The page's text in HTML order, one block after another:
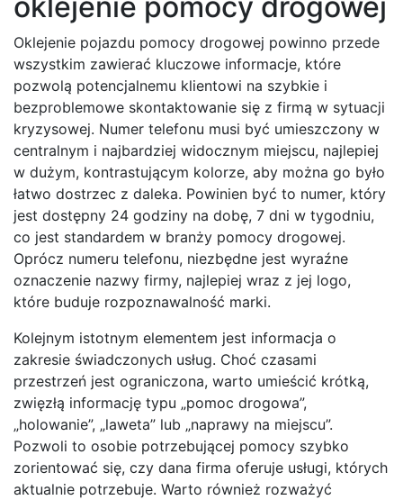
Oklejenie pojazdu pomocy drogowej powinno przede
wszystkim zawierać kluczowe informacje, które
pozwolą potencjalnemu klientowi na szybkie i
bezproblemowe skontaktowanie się z firmą w sytuacji
kryzysowej. Numer telefonu musi być umieszczony w
centralnym i najbardziej widocznym miejscu, najlepiej
w dużym, kontrastującym kolorze, aby można go było
łatwo dostrzec z daleka. Powinien być to numer, który
jest dostępny 24 godziny na dobę, 7 dni w tygodniu,
co jest standardem w branży pomocy drogowej.
Oprócz numeru telefonu, niezbędne jest wyraźne
oznaczenie nazwy firmy, najlepiej wraz z jej logo,
które buduje rozpoznawalność marki.
Kolejnym istotnym elementem jest informacja o
zakresie świadczonych usług. Choć czasami
przestrzeń jest ograniczona, warto umieścić krótką,
zwięzłą informację typu „pomoc drogowa”,
„holowanie”, „laweta” lub „naprawy na miejscu”.
Pozwoli to osobie potrzebującej pomocy szybko
zorientować się, czy dana firma oferuje usługi, których
aktualnie potrzebuje. Warto również rozważyć